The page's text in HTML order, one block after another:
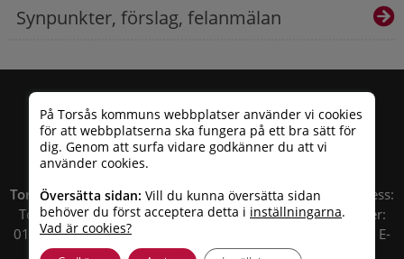
På Torsås kommuns webbplatser använder vi cookies
för att webbplatserna ska fungera på ett bra sätt för
dig. Genom att surfa vidare godkänner du att vi
använder cookies.
Översätta sidan: Vill du kunna översätta sidan
behöver du först acceptera detta i inställningarna.
Vad är cookies?
Synpunkter, förslag, felanmälan
Torsås kommun| Besöksadress: Allfargatan 26 | Postadress:
Torsås kommun, Box 503, 385 25 Torsås Telefonnummer:
010 – 35 33 100 | Organisationsnummer: 212000-0696 | E-
post:info@torsas.se|Tillgänglighetsredogörelse